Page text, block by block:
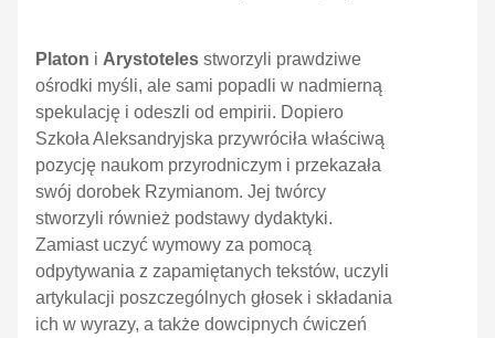
Platon i Arystoteles stworzyli prawdziwe
ośrodki myśli, ale sami popadli w nadmierną
spekulację i odeszli od empirii. Dopiero
Szkoła Aleksandryjska przywróciła właściwą
pozycję naukom przyrodniczym i przekazała
swój dorobek Rzymianom. Jej twórcy
stworzyli również podstawy dydaktyki.
Zamiast uczyć wymowy za pomocą
odpytywania z zapamiętanych tekstów, uczyli
artykulacji poszczególnych głosek i składania
ich w wyrazy, a także dowcipnych ćwiczeń